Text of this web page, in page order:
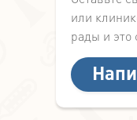
или
рады и это